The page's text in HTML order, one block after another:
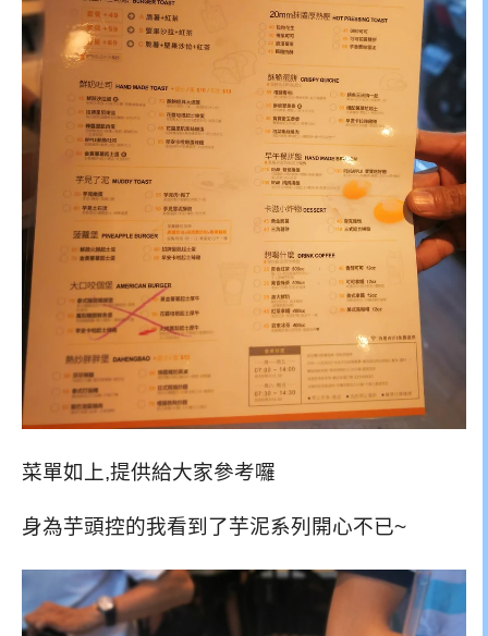
菜單如上,提供給大家參考囉
身為芋頭控的我看到了芋泥系列開心不已~